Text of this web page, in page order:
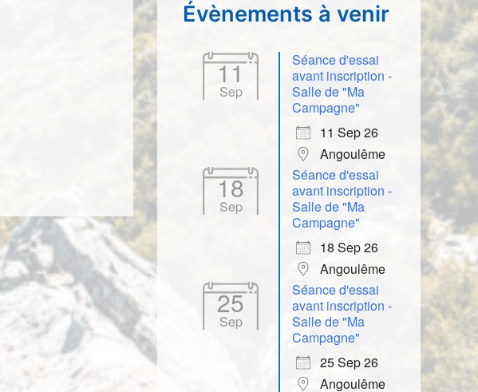
Évènements à venir
11
Sep
Séance d'essai
avant inscription -
Salle de "Ma
Campagne"
11 Sep 26
Angoulême
18
Sep
Séance d'essai
avant inscription -
Salle de "Ma
Campagne"
18 Sep 26
Angoulême
25
Sep
Séance d'essai
avant inscription -
Salle de "Ma
Campagne"
25 Sep 26
Angoulême